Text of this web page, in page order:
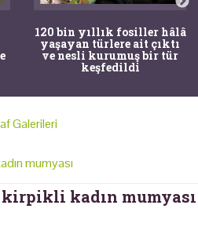
120 bin yıllık fosiller hâlâ
yaşayan türlere ait çıktı
ve nesli kurumuş bir tür
keşfedildi
Galerileri
mumyası
kadın mumyası